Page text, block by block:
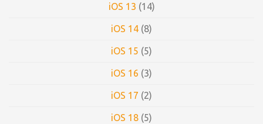
iOS 13 (14)
iOS 14 (8)
iOS 15 (5)
iOS 16 (3)
iOS 17 (2)
iOS 18 (5)